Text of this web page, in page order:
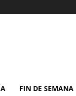
FIN DE SEMANA